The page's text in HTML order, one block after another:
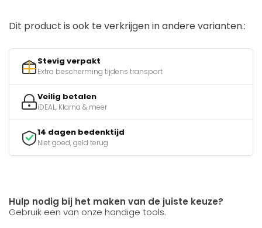
Dit product is ook te verkrijgen in andere varianten.:
Stevig verpakt
Extra bescherming tijdens transport
Veilig betalen
iDEAL, Klarna & meer
14 dagen bedenktijd
Niet goed, geld terug
Hulp nodig bij het maken van de juiste keuze?
Gebruik een van onze handige tools.